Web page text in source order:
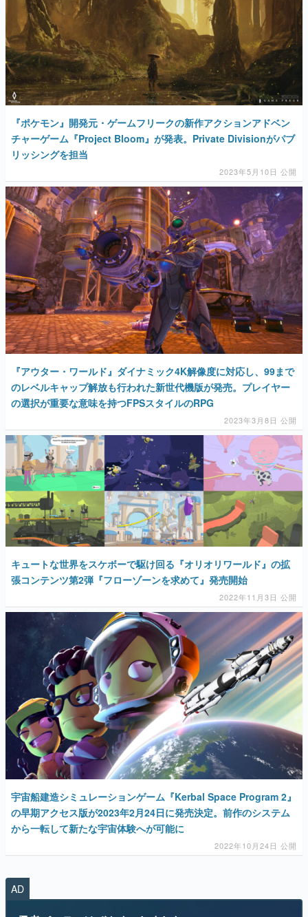
『ポケモン』開発元・ゲームフリークの新作アクションアドベン
チャーゲーム『Project Bloom』が発表。Private Divisionがパブ
リッシングを担当
2023年5月10日 公開
『アウター・ワールド』ダイナミック4K解像度に対応し、99まで
のレベルキャップ解放も行われた新世代機版が発売。プレイヤー
の選択が重要な意味を持つFPSスタイルのRPG
2023年3月8日 公開
キュートな世界をスケボーで駆け回る『オリオリワールド』の拡
張コンテンツ第2弾『フローゾーンを求めて』発売開始
2022年11月3日 公開
宇宙船建造シミュレーションゲーム『Kerbal Space Program 2』
の早期アクセス版が2023年2月24日に発売決定。前作のシステム
から一転して新たな宇宙体験へが可能に
2022年10月24日 公開
AD